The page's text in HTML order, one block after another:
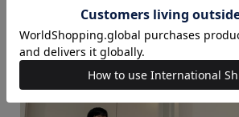
気温25度から30度
このスタッフの他のスタイ